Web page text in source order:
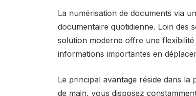
La numérisation de documents via
documentaire quotidienne. Loin des
solution moderne offre une
informations importantes en
Le principal avantage réside dans
de main, vous disposez